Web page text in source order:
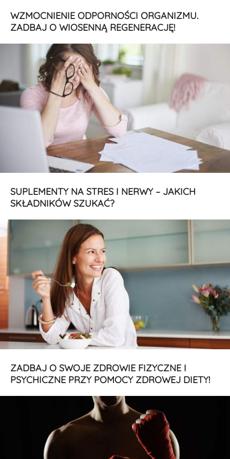
WZMOCNIENIE ODPORNOŚCI ORGANIZMU.
ZADBAJ O WIOSENNĄ REGENERACJĘ!
SUPLEMENTY NA STRES I NERWY – JAKICH
SKŁADNIKÓW SZUKAĆ?
ZADBAJ O SWOJE ZDROWIE FIZYCZNE I
PSYCHICZNE PRZY POMOCY ZDROWEJ DIETY!